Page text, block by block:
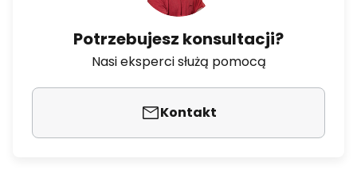
Potrzebujesz konsultacji?
Nasi eksperci służą pomocą
Kontakt